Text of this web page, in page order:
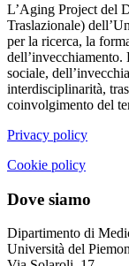
L’Aging Project del
Traslazionale)
per la ricerca, la
dell’invecchiamento.
sociale,
interdisciplinarità,
coinvolgimento del
Privacy policy
Cookie policy
Dove siamo
Dipartimento di
Università del